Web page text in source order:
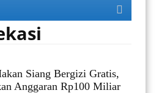
Siang Bergizi Gratis,
Anggaran Rp100 Miliar